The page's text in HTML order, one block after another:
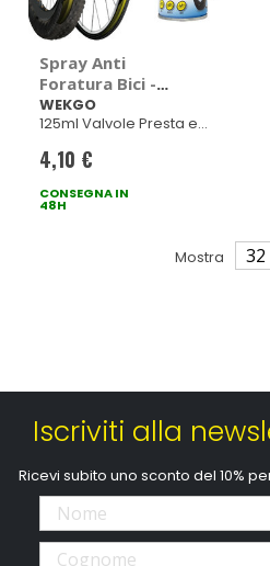
Spray Anti
Foratura Bici -
WEKGO
WEKGO
125ml Valvole Presta e
4,10 €
CONSEGNA IN
48H
Mostra
Iscriviti alla
Ricevi subito uno sconto del 10%